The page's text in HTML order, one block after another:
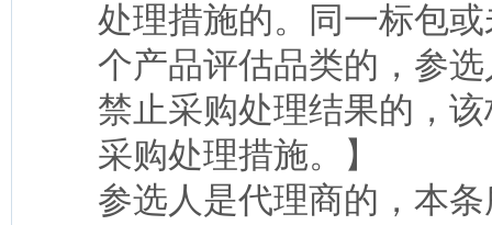
处理措施的。同一标包
个产品评估品类的，参
禁止采购处理结果的，
采购处理措施。】
参选人是代理商的，本